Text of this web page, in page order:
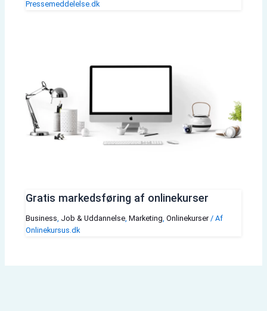
Pressemeddelelse.dk
Gratis markedsføring af onlinekurser
Business Job & Uddannelse, Marketing Onlinekurser/ Af
Onlinekursus.dk